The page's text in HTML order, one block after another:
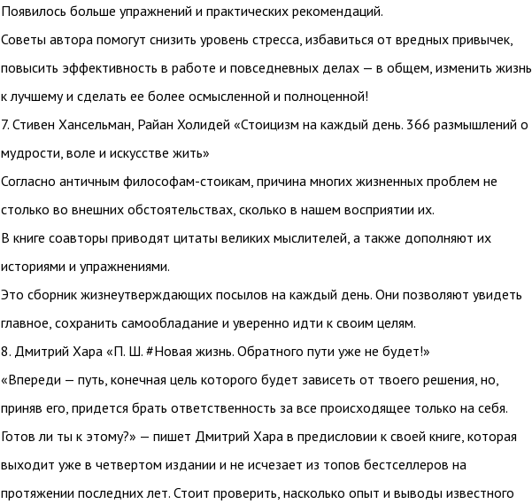
Появилось больше упражнений и практических рекомендаций.
Советы автора помогут снизить уровень стресса, избавиться от вредных привычек,
повысить эффективность в работе и повседневных делах — в общем, изменить жизнь
к лучшему и сделать ее более осмысленной и полноценной!
7. Стивен Хансельман, Райан Холидей «Стоицизм на каждый день. 366 размышлений о
мудрости, воле и искусстве жить»
Согласно античным философам-стоикам, причина многих жизненных проблем не
столько во внешних обстоятельствах, сколько в нашем восприятии их.
В книге соавторы приводят цитаты великих мыслителей, а также дополняют их
историями и упражнениями.
Это сборник жизнеутверждающих посылов на каждый день. Они позволяют увидеть
главное, сохранить самообладание и уверенно идти к своим целям.
8. Дмитрий Хара «П. Ш. #Новая жизнь. Обратного пути уже не будет!»
«Впереди — путь, конечная цель которого будет зависеть от твоего решения, но,
приняв его, придется брать ответственность за все происходящее только на себя.
Готов ли ты к этому?» — пишет Дмитрий Хара в предисловии к своей книге, которая
выходит уже в четвертом издании и не исчезает из топов бестселлеров на
протяжении последних лет. Стоит проверить, насколько опыт и выводы известного